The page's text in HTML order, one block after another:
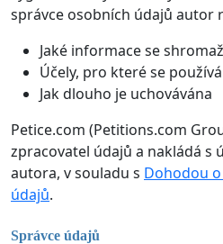
správce osobních údajů autor
Jaké informace se
Účely, pro které se používá
Jak dlouho je uchovávána
Petice.com (Petitions.com
zpracovatel údajů a nakládá s
autora, v souladu s Dohodou
údajů.
Správce údajů